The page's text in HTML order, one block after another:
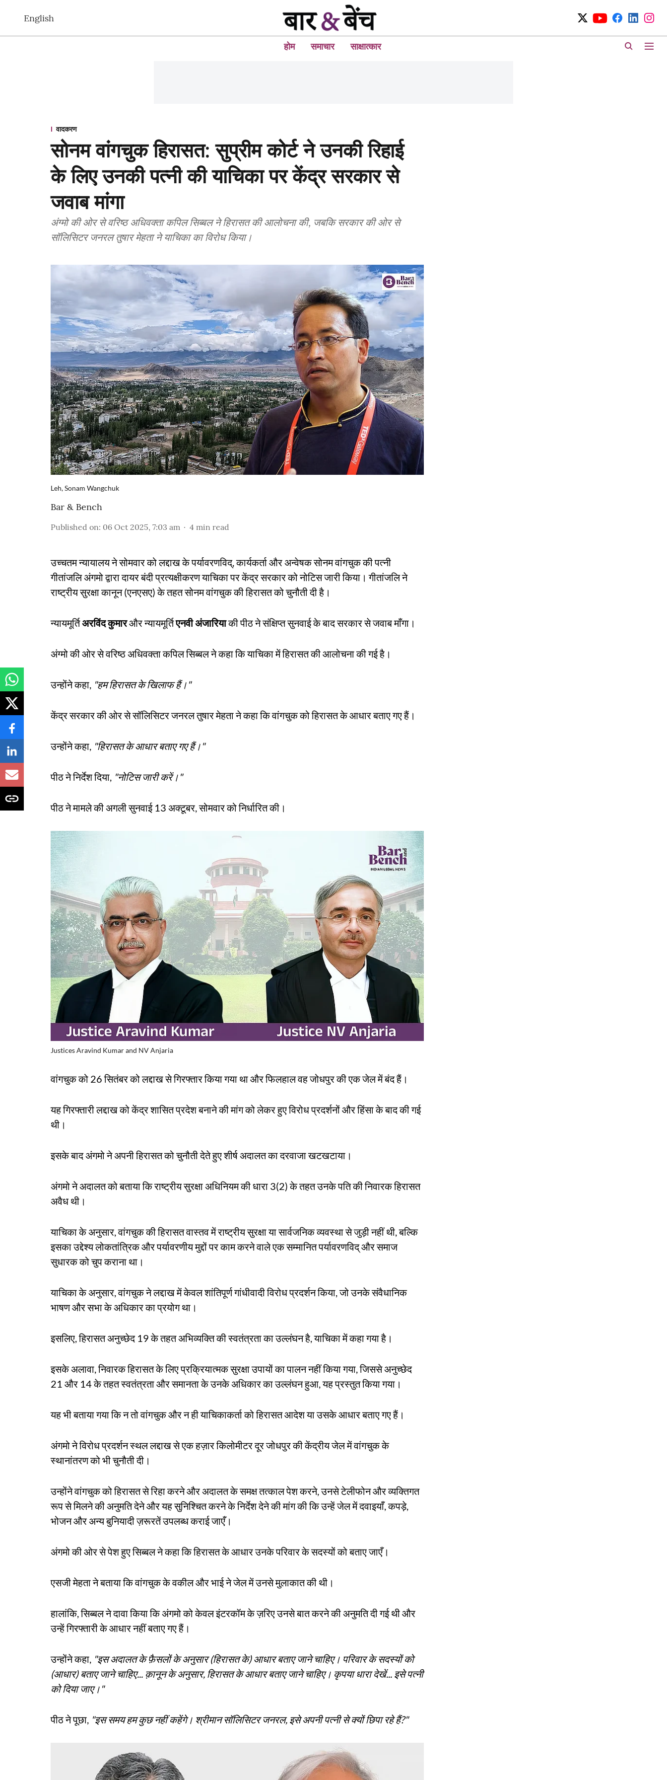
English
होम समाचार साक्षात्कार
वादकरण
सोनम वांगचुक हिरासत: सुप्रीम कोर्ट ने उनकी रिहाई
के लिए उनकी पत्नी की याचिका पर केंद्र सरकार से
जवाब मांगा
अंग्मो की ओर से वरिष्ठ अधिवक्ता कपिल सिब्बल ने हिरासत की आलोचना की, जबकि सरकार की ओर से
सॉलिसिटर जनरल तुषार मेहता ने याचिका का विरोध किया।
Leh, Sonam Wangchuk
Bar & Bench
Published on: 06 Oct 2025, 7:03 am 4 min read
उच्चतम न्यायालय ने सोमवार को लद्दाख के पर्यावरणविद्, कार्यकर्ता और अन्वेषक सोनम वांगचुक की पत्नी
गीतांजलि अंगमो द्वारा दायर बंदी प्रत्यक्षीकरण याचिका पर केंद्र सरकार को नोटिस जारी किया। गीतांजलि ने
राष्ट्रीय सुरक्षा कानून (एनएसए) के तहत सोनम वांगचुक की हिरासत को चुनौती दी है।
न्यायमूर्तिअरविंद कुमारऔर न्यायमूर्तिएनवी अंजारियाकी पीठ ने संक्षिप्त सुनवाई के बाद सरकार से जवाब माँगा।
अंग्मो की ओर से वरिष्ठ अधिवक्ता कपिल सिब्बल ने कहा कि याचिका में हिरासत की आलोचना की गई है।
उन्होंने कहा, "हम हिरासत के खिलाफ हैं।"
केंद्र सरकार की ओर से सॉलिसिटर जनरल तुषार मेहता ने कहा कि वांगचुक को हिरासत के आधार बताए गए हैं।
उन्होंने कहा, "हिरासत के आधार बताए गए हैं।"
पीठ ने निर्देश दिया, "नोटिस जारी करें।"
पीठ ने मामले की अगली सुनवाई 13 अक्टूबर, सोमवार को निर्धारित की।
Justices Aravind Kumar and NV Anjaria
वांगचुक को 26 सितंबर को लद्दाख से गिरफ्तार किया गया था और फिलहाल वह जोधपुर की एक जेल में बंद हैं।
यह गिरफ्तारी लद्दाख को केंद्र शासित प्रदेश बनाने की मांग को लेकर हुए विरोध प्रदर्शनों और हिंसा के बाद की गई
थी।
इसके बाद अंगमो ने अपनी हिरासत को चुनौती देते हुए शीर्ष अदालत का दरवाजा खटखटाया।
अंगमो ने अदालत को बताया कि राष्ट्रीय सुरक्षा अधिनियम की धारा 3(2) के तहत उनके पति की निवारक हिरासत
अवैध थी।
याचिका के अनुसार, वांगचुक की हिरासत वास्तव में राष्ट्रीय सुरक्षा या सार्वजनिक व्यवस्था से जुड़ी नहीं थी, बल्कि
इसका उद्देश्य लोकतांत्रिक और पर्यावरणीय मुद्दों पर काम करने वाले एक सम्मानित पर्यावरणविद् और समाज
सुधारक को चुप कराना था।
याचिका के अनुसार, वांगचुक ने लद्दाख में केवल शांतिपूर्ण गांधीवादी विरोध प्रदर्शन किया, जो उनके संवैधानिक
भाषण और सभा के अधिकार का प्रयोग था।
इसलिए, हिरासत अनुच्छेद 19 के तहत अभिव्यक्ति की स्वतंत्रता का उल्लंघन है, याचिका में कहा गया है।
इसके अलावा, निवारक हिरासत के लिए प्रक्रियात्मक सुरक्षा उपायों का पालन नहीं किया गया, जिससे अनुच्छेद
21 और 14 के तहत स्वतंत्रता और समानता के उनके अधिकार का उल्लंघन हुआ, यह प्रस्तुत किया गया।
यह भी बताया गया कि न तो वांगचुक और न ही याचिकाकर्ता को हिरासत आदेश या उसके आधार बताए गए हैं।
अंगमो ने विरोध प्रदर्शन स्थल लद्दाख से एक हज़ार किलोमीटर दूर जोधपुर की केंद्रीय जेल में वांगचुक के
स्थानांतरण को भी चुनौती दी।
उन्होंने वांगचुक को हिरासत से रिहा करने और अदालत के समक्ष तत्काल पेश करने, उनसे टेलीफोन और व्यक्तिगत
रूप से मिलने की अनुमति देने और यह सुनिश्चित करने के निर्देश देने की मांग की कि उन्हें जेल में दवाइयाँ, कपड़े,
भोजन और अन्य बुनियादी ज़रूरतें उपलब्ध कराई जाएँ।
अंगमो की ओर से पेश हुए सिब्बल ने कहा कि हिरासत के आधार उनके परिवार के सदस्यों को बताए जाएँ।
एसजी मेहता ने बताया कि वांगचुक के वकील और भाई ने जेल में उनसे मुलाकात की थी।
हालांकि, सिब्बल ने दावा किया कि अंगमो को केवल इंटरकॉम के ज़रिए उनसे बात करने की अनुमति दी गई थी और
उन्हें गिरफ्तारी के आधार नहीं बताए गए हैं।
उन्होंने कहा, "इस अदालत के फ़ैसलों के अनुसार (हिरासत के) आधार बताए जाने चाहिए। परिवार के सदस्यों को
(आधार) बताए जाने चाहिए... क़ानून के अनुसार, हिरासत के आधार बताए जाने चाहिए। कृपया धारा देखें... इसे पत्नी
को दिया जाए।"
पीठ ने पूछा, "इस समय हम कुछ नहीं कहेंगे। श्रीमान सॉलिसिटर जनरल, इसे अपनी पत्नी से क्यों छिपा रहे हैं?"